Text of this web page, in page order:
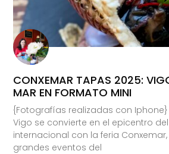
CONXEMAR TAPAS 2025:
MAR EN FORMATO MINI
{Fotografías realizadas con
Vigo se convierte en el epicentro
internacional con la feria
grandes eventos del